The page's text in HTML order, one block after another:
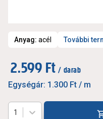
Anyag: acél További
2.599 Ft / darab
Egységár: 1.300 Ft / m
1